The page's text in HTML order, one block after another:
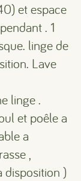
et espace
. 1
linge de
Lave
linge .
et poêle a
a
,
disposition )